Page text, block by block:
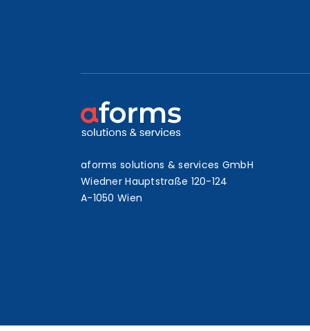
aforms solutions & services GmbH
Wiedner Hauptstraße 120-124
A-1050 Wien